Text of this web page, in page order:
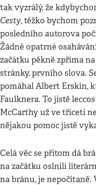
tak vyzrálý, že
Cesty, těžko bychom
posledního autorova
Žádné opatrné
začátku pěkně zpříma
stránky, prvního slova.
pomáhal Albert Erskin,
Faulknera. To jistě
McCarthy už ve třiceti
nějakou pomoc jistě
Celá věc se přitom dá
na začátku oslnili
na bránu, je nepočítaně.